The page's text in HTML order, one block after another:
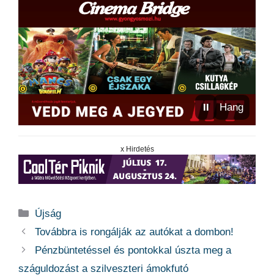
⏸ Hang
x Hirdetés
Kategória
Újság
Továbbra is rongálják az autókat a dombon!
Pénzbüntetéssel és pontokkal úszta meg a
száguldozást a szilveszteri ámokfutó